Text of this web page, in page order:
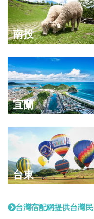
南投
宜蘭
台東
台灣宿配網提供台灣